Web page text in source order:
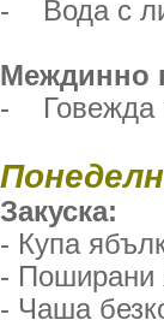
- Вода с
Междинно
- Говежда
Закуска:
- Купа
- Поширани
- Чаша